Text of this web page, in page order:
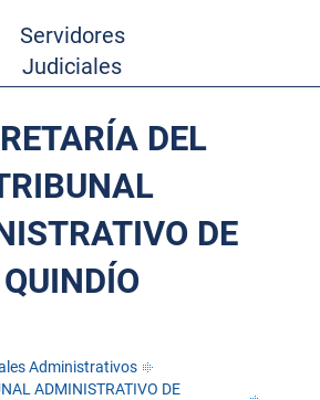
Servidores
Judiciales
DEL
DE
QUINDÍO
Administrativos
ADMINISTRATIVO DE